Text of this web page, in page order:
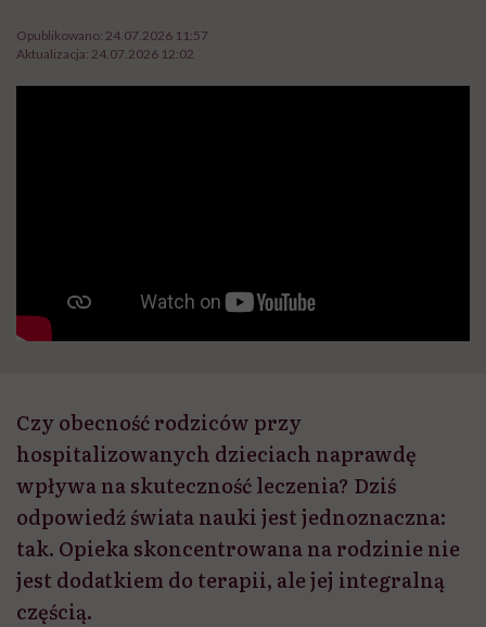
Opublikowano: 24.07.2026 11:57
Aktualizacja: 24.07.2026 12:02
Czy obecność rodziców przy
hospitalizowanych dzieciach naprawdę
wpływa na skuteczność leczenia? Dziś
odpowiedź świata nauki jest jednoznaczna:
tak. Opieka skoncentrowana na rodzinie nie
jest dodatkiem do terapii, ale jej integralną
częścią.